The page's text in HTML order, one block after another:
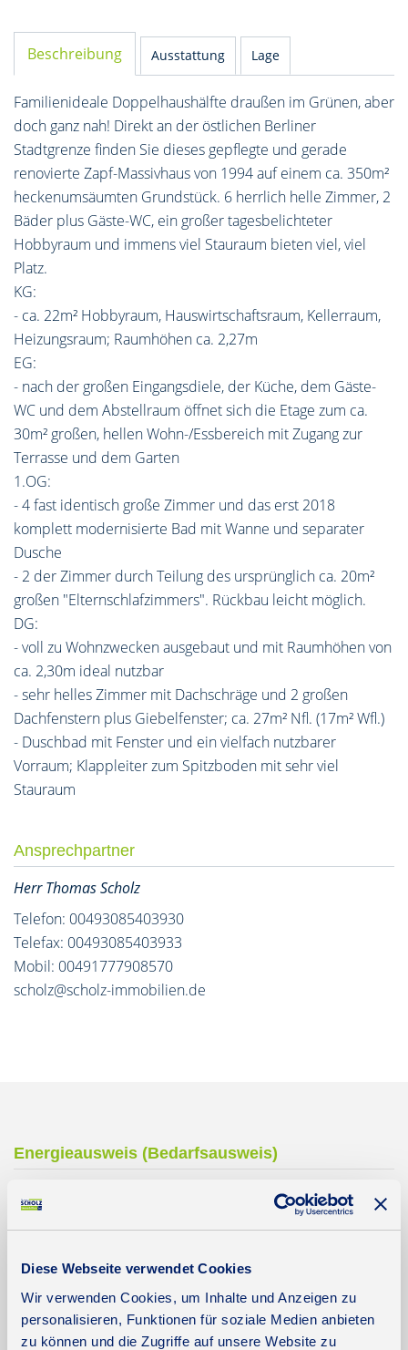
Diese Webseite verwendet Cookies
Wir verwenden Cookies, um Inhalte und Anzeigen zu
personalisieren, Funktionen für soziale Medien anbieten
zu können und die Zugriffe auf unsere Website zu
Beschreibung Ausstattung Lage
Familienideale Doppelhaushälfte draußen im Grünen, aber
doch ganz nah! Direkt an der östlichen Berliner
Stadtgrenze finden Sie dieses gepflegte und gerade
renovierte Zapf-Massivhaus von 1994 auf einem ca. 350m²
heckenumsäumten Grundstück. 6 herrlich helle Zimmer, 2
Bäder plus Gäste-WC, ein großer tagesbelichteter
Hobbyraum und immens viel Stauraum bieten viel, viel
Platz.
KG:
- ca. 22m² Hobbyraum, Hauswirtschaftsraum, Kellerraum,
Heizungsraum; Raumhöhen ca. 2,27m
EG:
- nach der großen Eingangsdiele, der Küche, dem Gäste-
WC und dem Abstellraum öffnet sich die Etage zum ca.
30m² großen, hellen Wohn-/Essbereich mit Zugang zur
Terrasse und dem Garten
1.OG:
- 4 fast identisch große Zimmer und das erst 2018
komplett modernisierte Bad mit Wanne und separater
Dusche
- 2 der Zimmer durch Teilung des ursprünglich ca. 20m²
großen "Elternschlafzimmers". Rückbau leicht möglich.
DG:
- voll zu Wohnzwecken ausgebaut und mit Raumhöhen von
ca. 2,30m ideal nutzbar
- sehr helles Zimmer mit Dachschräge und 2 großen
Dachfenstern plus Giebelfenster; ca. 27m² Nfl. (17m² Wfl.)
- Duschbad mit Fenster und ein vielfach nutzbarer
Vorraum; Klappleiter zum Spitzboden mit sehr viel
Stauraum
Ansprechpartner
Herr Thomas Scholz
Telefon: 00493085403930
Telefax: 00493085403933
Mobil: 00491777908570
scholz@scholz-immobilien.de
Energieausweis (Bedarfsausweis)
119,50 kWh / (m²*a)
Endenergiebedarf